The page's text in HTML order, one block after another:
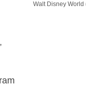
Walt Disney World